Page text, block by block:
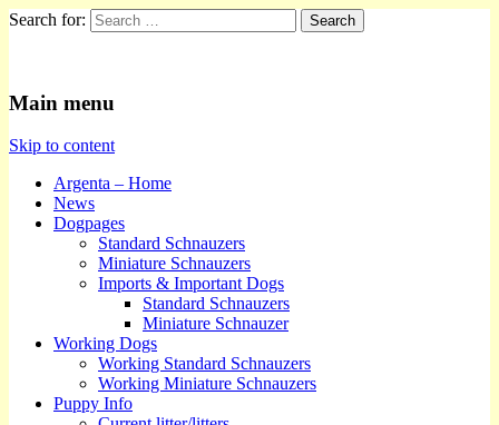
Search for:
Main menu
Skip to content
Argenta – Home
News
Dogpages
Standard Schnauzers
Miniature Schnauzers
Imports & Important Dogs
Standard Schnauzers
Miniature Schnauzer
Working Dogs
Working Standard Schnauzers
Working Miniature Schnauzers
Puppy Info